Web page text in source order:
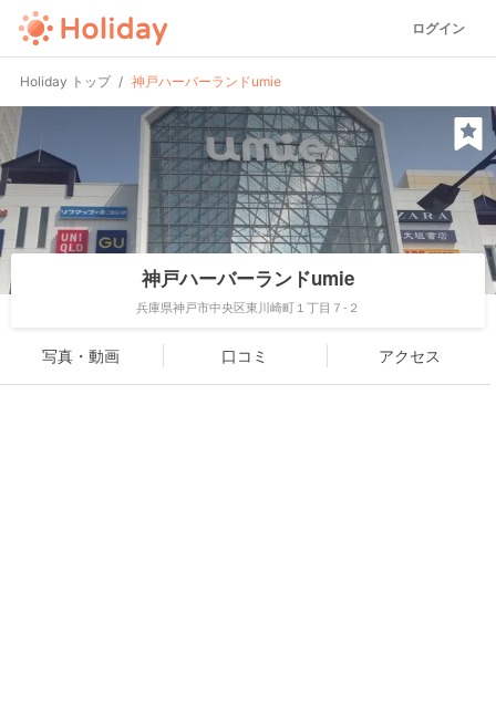
ログイン
Holiday トップ 神戸ハーバーランドumie
神戸ハーバーランドumie
兵庫県神戸市中央区東川崎町１丁目７-２
写真・動画 口コミ アクセス